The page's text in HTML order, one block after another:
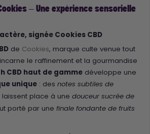
– Une expérience sensorielle
signée Cookies CBD
de Cookies, marque culte venue tout
le raffinement et la gourmandise
CBD haut de gamme développe une
unique : des notes subtiles de
laissent place à une douceur sucrée de
porté par une finale fondante de fruits